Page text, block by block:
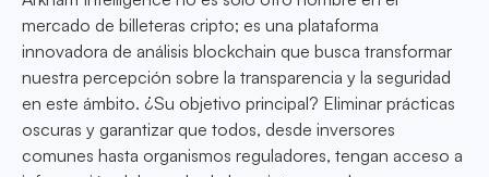
mercado de billeteras cripto; es una plataforma
innovadora de análisis blockchain que busca transformar
nuestra percepción sobre la transparencia y la seguridad
en este ámbito. ¿Su objetivo principal? Eliminar prácticas
oscuras y garantizar que todos, desde inversores
comunes hasta organismos reguladores, tengan acceso a